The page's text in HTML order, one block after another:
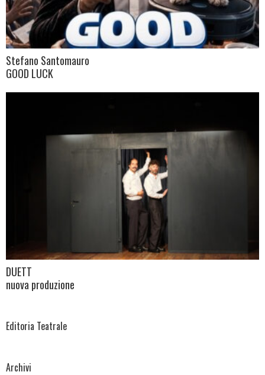
Stefano Santomauro
GOOD LUCK
DUETT
nuova produzione
Editoria Teatrale
Archivi